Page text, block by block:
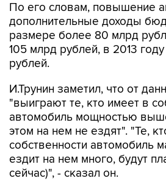
По его словам, повышение
дополнительные доходы
размере более 80 млрд
105 млрд рублей, в 2013
рублей.
И.Трунин заметил, что от
"выиграют те, кто имеет в
автомобиль мощностью
этом на нем не ездят". "Те,
собственности автомобиль
ездит на нем много, будут
сейчас)", - сказал он.